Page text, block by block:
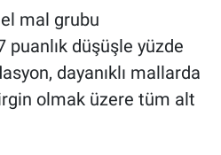
mal grubu
puanlık düşüşle yüzde
dayanıklı mallarda
olmak üzere tüm alt